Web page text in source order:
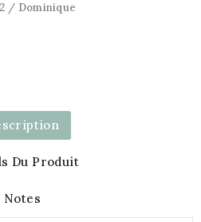
/ Dominique
Du Produit
Notes